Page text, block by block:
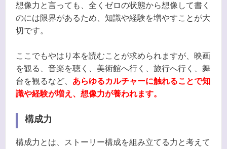
想像力と言っても、全くゼロの状態から想像して書く
のには限界があるため、知識や経験を増やすことが大
切です。
ここでもやはり本を読むことが求められますが、映画
を観る、音楽を聴く、美術館へ行く、旅行へ行く、舞
台を観るなど、 あらゆるカルチャーに触れることで知
識や経験が増え、想像力が養われます。
構成力
構成力とは、ストーリー構成を組み立てる力と考えて